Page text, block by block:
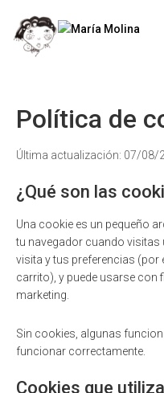
Política de
Última actualización: 07/08/
¿Qué son las
Una cookie es un pequeño
tu navegador cuando visitas
visita y tus preferencias (por
carrito), y puede usarse con
marketing.
Sin cookies, algunas
funcionar correctamente.
Cookies que